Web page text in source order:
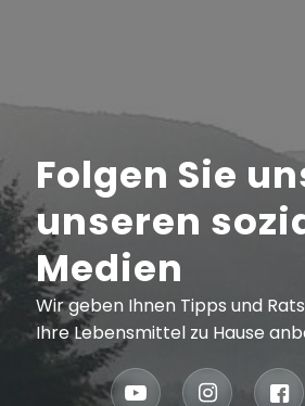
Folgen Sie
unseren
Medien
Wir geben Ihnen Tipps und
Ihre Lebensmittel zu Hause